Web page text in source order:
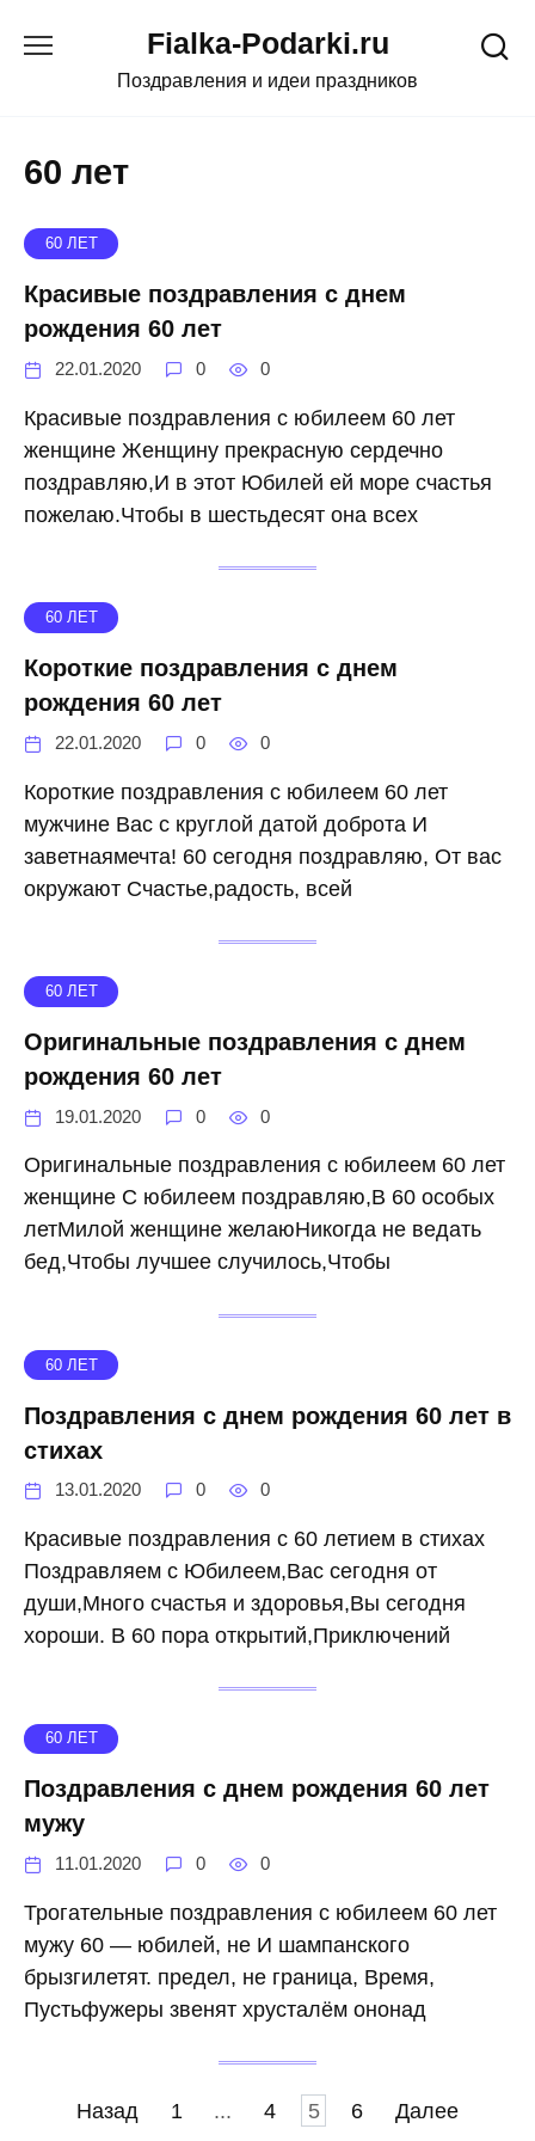
Fialka-Podarki.ru
Поздравления и идеи праздников
60 лет
60 ЛЕТ
Красивые поздравления с днем
рождения 60 лет
22.01.2020 0 0
Красивые поздравления с юбилеем 60 лет
женщине Женщину прекрасную сердечно
поздравляю,И в этот Юбилей ей море счастья
пожелаю.Чтобы в шестьдесят она всех
60 ЛЕТ
Короткие поздравления с днем
рождения 60 лет
22.01.2020 0 0
Короткие поздравления с юбилеем 60 лет
мужчине Вас с круглой датой доброта И
заветнаямечта! 60 сегодня поздравляю, От вас
окружают Счастье,радость, всей
60 ЛЕТ
Оригинальные поздравления с днем
рождения 60 лет
19.01.2020 0 0
Оригинальные поздравления с юбилеем 60 лет
женщине С юбилеем поздравляю,В 60 особых
летМилой женщине желаюНикогда не ведать
бед,Чтобы лучшее случилось,Чтобы
60 ЛЕТ
Поздравления с днем рождения 60 лет в
стихах
13.01.2020 0 0
Красивые поздравления с 60 летием в стихах
Поздравляем с Юбилеем,Вас сегодня от
души,Много счастья и здоровья,Вы сегодня
хороши. В 60 пора открытий,Приключений
60 ЛЕТ
Поздравления с днем рождения 60 лет
мужу
11.01.2020 0 0
Трогательные поздравления с юбилеем 60 лет
мужу 60 — юбилей, не И шампанского
брызгилетят. предел, не граница, Время,
Пустьфужеры звенят хрусталём ононад
Навигация
Назад 1 ... 4 5 6 Далее